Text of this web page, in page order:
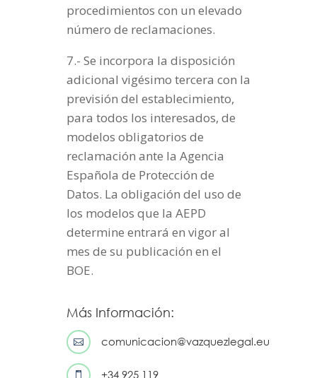
procedimientos con un elevado
número de reclamaciones.
7.- Se incorpora la disposición
adicional vigésimo tercera con la
previsión del establecimiento,
para todos los interesados, de
modelos obligatorios de
reclamación ante la Agencia
Española de Protección de
Datos. La obligación del uso de
los modelos que la AEPD
determine entrará en vigor al
mes de su publicación en el
BOE.
Más Información:
 comunicacion@vazquezlegal.eu
 +34 925 119